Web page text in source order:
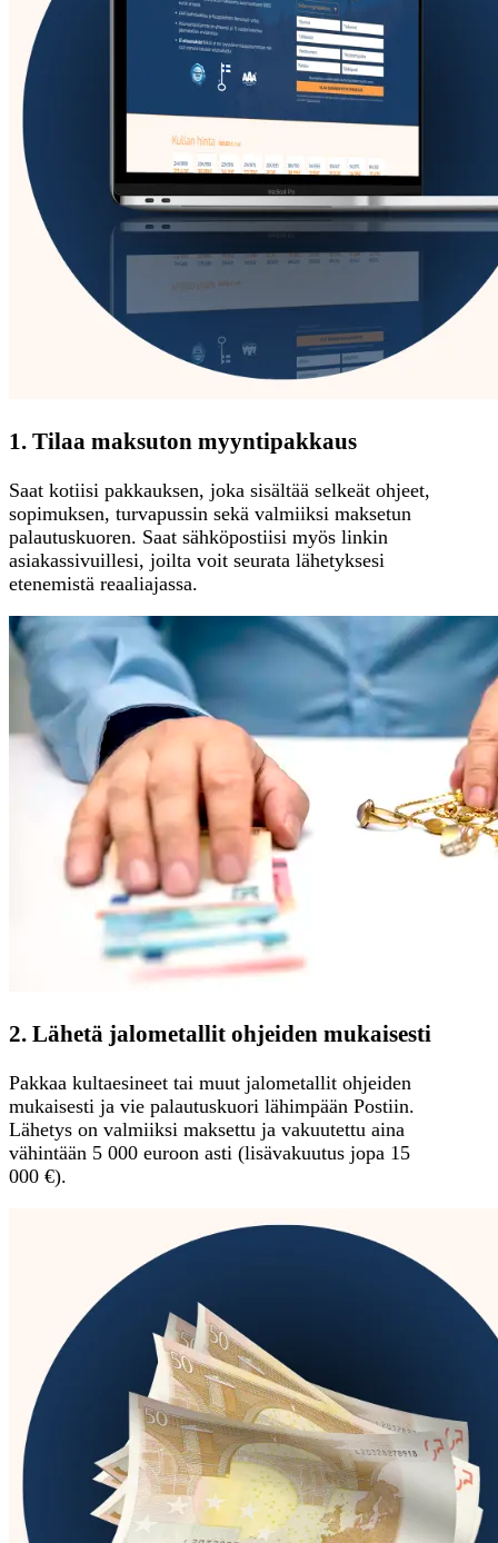
1. Tilaa maksuton myyntipakkaus
Saat kotiisi pakkauksen, joka sisältää selkeät ohjeet,
sopimuksen, turvapussin sekä valmiiksi maksetun
palautuskuoren. Saat sähköpostiisi myös linkin
asiakassivuillesi, joilta voit seurata lähetyksesi
etenemistä reaaliajassa.
2. Lähetä jalometallit ohjeiden mukaisesti
Pakkaa kultaesineet tai muut jalometallit ohjeiden
mukaisesti ja vie palautuskuori lähimpään Postiin.
Lähetys on valmiiksi maksettu ja vakuutettu aina
vähintään 5 000 euroon asti (lisävakuutus jopa 15
000 €).